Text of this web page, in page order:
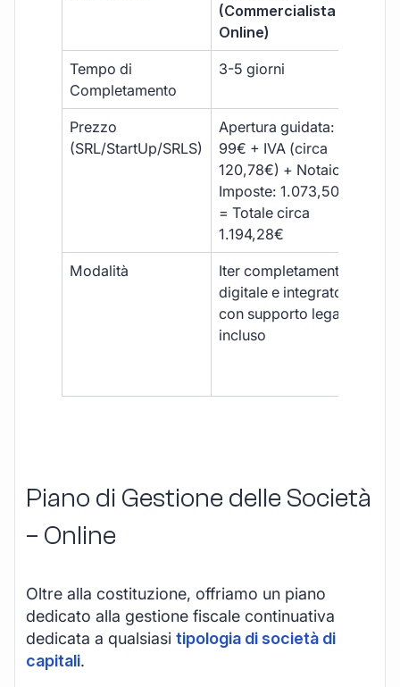
(Commercialista
Online)
Tempo di
Completamento
3-5 giorni
Prezzo
(SRL/StartUp/SRLS)
Apertura guidata:
99€ + IVA (circa
120,78€) + Notaio e
Imposte: 1.073,50€
= Totale circa
1.194,28€
Modalità
Iter completamente
digitale e integrato,
con supporto legale
incluso
Piano di Gestione delle Società
– Online
Oltre alla costituzione, offriamo un piano
dedicato alla gestione fiscale continuativa
dedicata a qualsiasi tipologia di società di
capitali.